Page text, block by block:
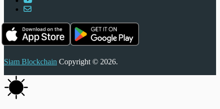
Siam Blockchain Copyright © 2026.